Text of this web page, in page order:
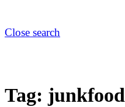
Close search
Tag: junkfood